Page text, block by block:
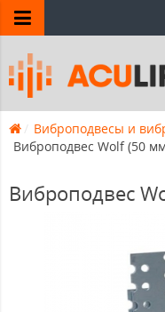
Виброподвесы и
Виброподвес Wolf (50
Виброподвес